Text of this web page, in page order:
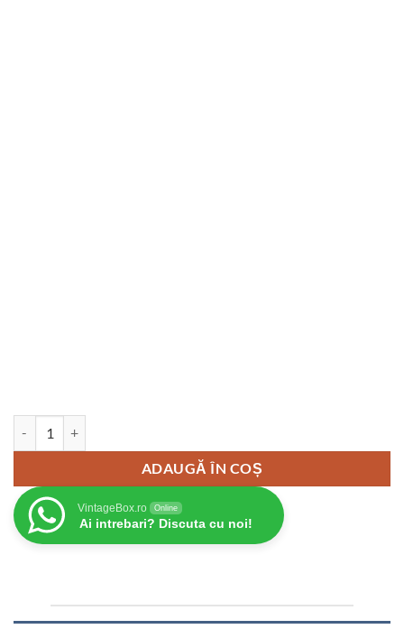
ADAUGĂ ÎN COȘ
VintageBox.ro Online
Ai intrebari? Discuta cu noi!